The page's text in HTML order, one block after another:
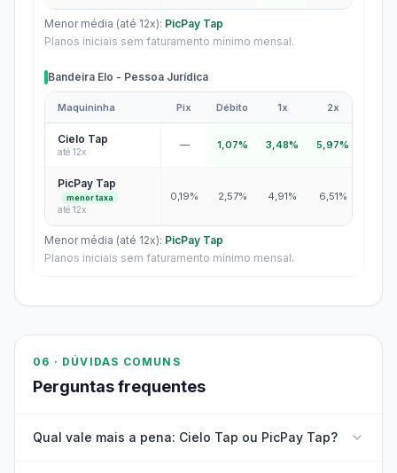
Menor média (até 12x): PicPay Tap
Planos iniciais sem faturamento mínimo mensal.
Bandeira Elo - Pessoa Jurídica
Maquininha Pix Débito 1x 2x
Cielo Tap
até 12x
— 1,07% 3,48% 5,97%
PicPay Tap
menor taxa
até 12x
0,19% 2,57% 4,91% 6,51%
Menor média (até 12x): PicPay Tap
Planos iniciais sem faturamento mínimo mensal.
06 · DÚVIDAS COMUNS
Perguntas frequentes
Qual vale mais a pena: Cielo Tap ou PicPay Tap?